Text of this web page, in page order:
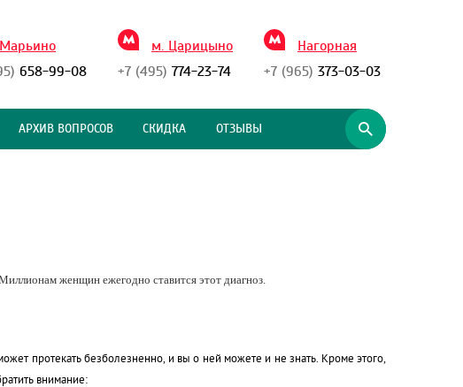
Марьино
658-99-08
м. Царицыно
+7 (495) 774-23-74
Нагорная
+7 (965) 373-03-03
АРХИВ ВОПРОСОВ СКИДКА ОТЗЫВЫ
женщин ежегодно ставится этот диагноз.
протекать безболезненно, и вы о ней можете и не знать. Кроме этого,
внимание: